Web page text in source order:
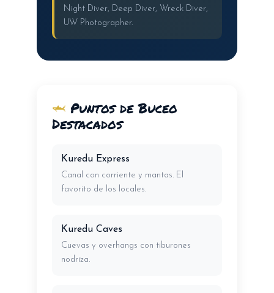
Night Diver, Deep Diver, Wreck Diver,
UW Photographer.
🦈 Puntos de Buceo
Destacados
Kuredu Express
Canal con corriente y mantas. El
favorito de los locales.
Kuredu Caves
Cuevas y overhangs con tiburones
nodriza.